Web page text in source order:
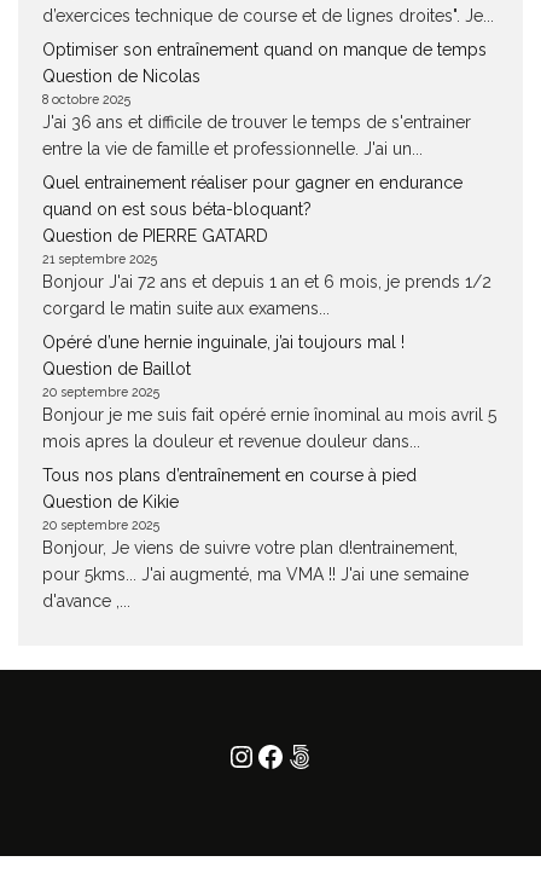
d’exercices technique de course et de lignes droites". Je...
Optimiser son entraînement quand on manque de temps
Question de Nicolas
8 octobre 2025
J'ai 36 ans et difficile de trouver le temps de s'entrainer
entre la vie de famille et professionnelle. J'ai un...
Quel entrainement réaliser pour gagner en endurance
quand on est sous béta-bloquant?
Question de PIERRE GATARD
21 septembre 2025
Bonjour J'ai 72 ans et depuis 1 an et 6 mois, je prends 1/2
corgard le matin suite aux examens...
Opéré d’une hernie inguinale, j’ai toujours mal !
Question de Baillot
20 septembre 2025
Bonjour je me suis fait opéré ernie înominal au mois avril 5
mois apres la douleur et revenue douleur dans...
Tous nos plans d’entraînement en course à pied
Question de Kikie
20 septembre 2025
Bonjour, Je viens de suivre votre plan d!entrainement,
pour 5kms... J'ai augmenté, ma VMA !! J'ai une semaine
d'avance ,...
Instagram
Facebook
500px